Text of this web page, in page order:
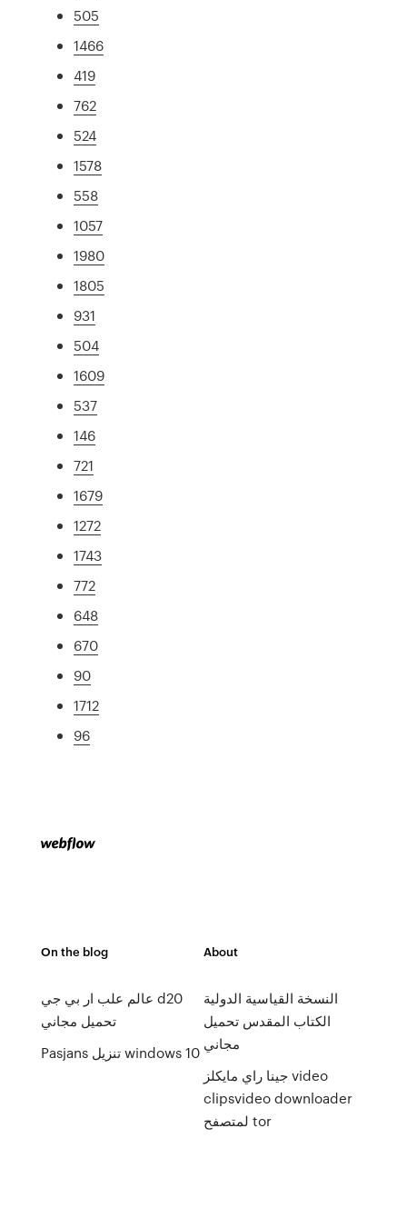
505
1466
419
762
524
1578
558
1057
1980
1805
931
504
1609
537
146
721
1679
1272
1743
772
648
670
90
1712
96
On the blog
عالم علب ار بي جي d20
تحميل مجاني
Pasjans تنزيل windows 10
About
النسخة القياسية الدولية
الكتاب المقدس تحميل
مجاني
جينا راي مايكلز video
clipsvideo downloader
لمتصفح tor